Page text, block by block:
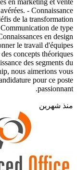
- Connaissance
de la transformation
de type
en design
le travail d'équipes
concepts théoriques
des segments du
nous aimerions vous
pour ce poste
passionnant.
منذ شهرين